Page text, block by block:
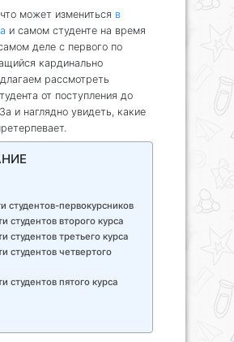
может измениться в
и самом студенте на время
деле с первого по
кардинально
рассмотреть
от поступления до
и наглядно увидеть, какие
студентов-первокурсников
студентов второго курса
студентов третьего курса
студентов четвертого
студентов пятого курса